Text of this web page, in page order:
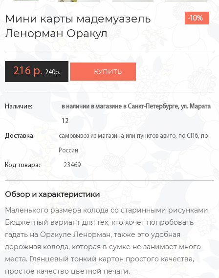
-10%
Мини карты мадемуазель
Ленорман Оракул
216 р. 240р. КУПИТЬ
Наличие: в наличии в магазине в Санкт-Петербурге, ул. Марата
12
Доставка: самовывоз из магазина или пунктов авито, по СПб, по
России
Код товара: 23469
Обзор и характеристики
Маленького размера колода со старинными рисунками.
Бюджетный вариант для тех, кто хочет попробовать
гадать на Оракуле Ленорман, также это удобная
дорожная колода, которая в сумке не занимает много
места. Глянцевый тонкий картон простого качества,
простое качество цветной печати.